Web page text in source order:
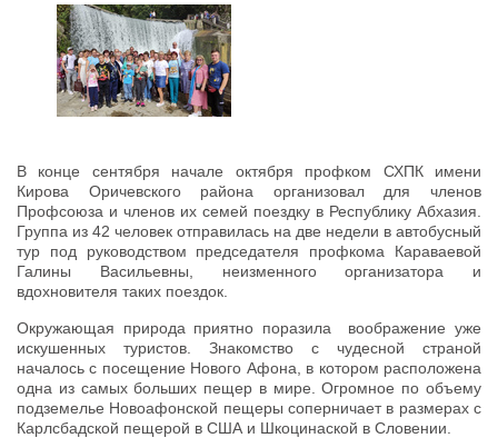
В конце сентября начале октября профком СХПК имени
Кирова Оричевского района организовал для членов
Профсоюза и членов их семей поездку в Республику Абхазия.
Группа из 42 человек отправилась на две недели в автобусный
тур под руководством председателя профкома Караваевой
Галины Васильевны, неизменного организатора и
вдохновителя таких поездок.
Окружающая природа приятно поразила воображение уже
искушенных туристов. Знакомство с чудесной страной
началось с посещение Нового Афона, в котором расположена
одна из самых больших пещер в мире. Огромное по объему
подземелье Новоафонской пещеры соперничает в размерах с
Карлсбадской пещерой в США и Шкоцинаской в Словении.